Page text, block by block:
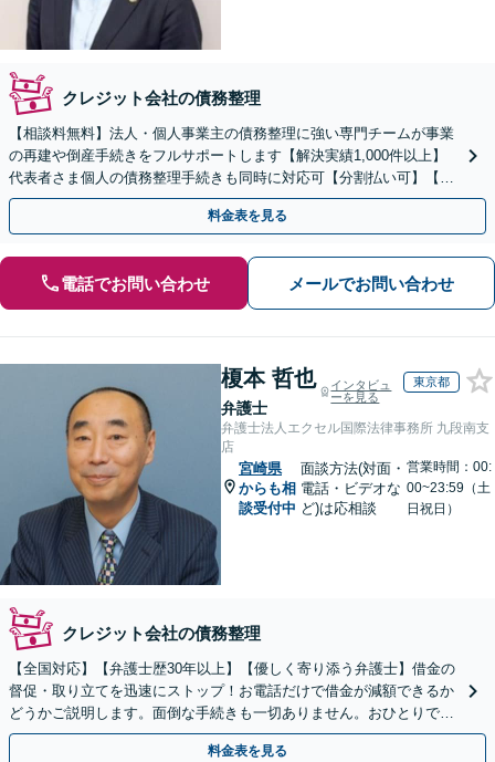
クレジット会社の債務整理
【相談料無料】法人・個人事業主の債務整理に強い専門チームが事業
の再建や倒産手続きをフルサポートします【解決実績1,000件以上】
代表者さま個人の債務整理手続きも同時に対応可【分割払い可】【後
払い応相談】【夜間・休日相談可】
料金表を見る
電話でお問い合わせ メールでお問い合わせ
榎本 哲也
弁護士
インタビュ
ーを見る
東京都
弁護士法人エクセル国際法律事務所 九段南支
店
宮崎県
からも相
談受付中
面談方法(対面・
電話・ビデオな
ど)は応相談
営業時間：00:
00~23:59（土
日祝日）
クレジット会社の債務整理
【全国対応】【弁護士歴30年以上】【優しく寄り添う弁護士】借金の
督促・取り立てを迅速にストップ！お電話だけで借金が減額できるか
どうかご説明します。面倒な手続きも一切ありません。おひとりで悩
まず、お気軽にご相談ください。【電話相談可】
料金表を見る